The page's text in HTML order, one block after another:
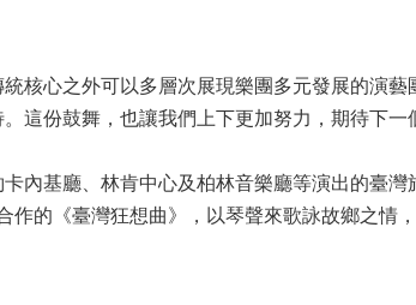
核心之外可以多層次展現樂團多元發展的演
這份鼓舞，也讓我們上下更加努力，期待下一
內基廳、林肯中心及柏林音樂廳等演出的臺
作的《臺灣狂想曲》，以琴聲來歌詠故鄉之情